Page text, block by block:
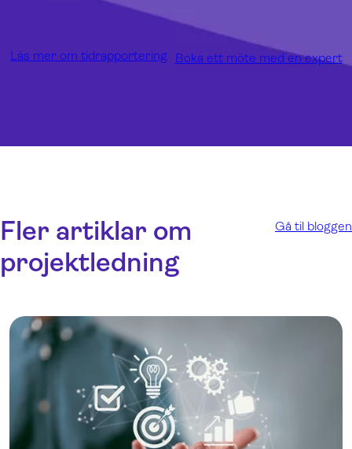
Läs mer om tidrapportering Boka ett möte med en expert
Fler artiklar om
projektledning
Gå til bloggen